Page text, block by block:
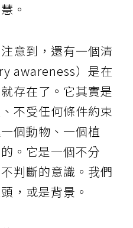
。
意到，還有一個清
awareness）是在
存在了。它其實是
不受任何條件約束
個動物、一個植
。它是一個不分
判斷的意識。我們
，或是背景。